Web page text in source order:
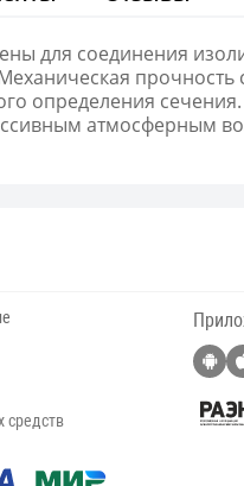
для соединения
прочность
определения сечения.
атмосферным
средств